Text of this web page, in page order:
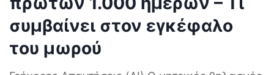
συμβαίνει στον εγκέφαλο
του μωρού